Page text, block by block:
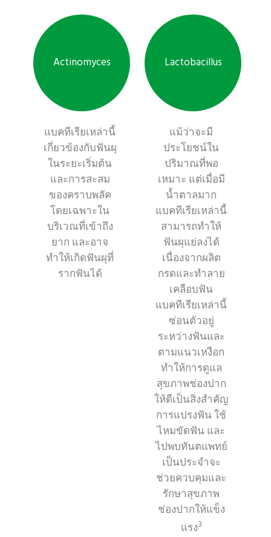
Actinomyces
แบคทีเรียเหล่านี้
เกี่ยวข้องกับฟันผุ
ในระยะเริ่มต้น
และการสะสม
ของคราบพลัค
โดยเฉพาะใน
บริเวณที่เข้าถึง
ยาก และอาจ
ทำให้เกิดฟันผุที่
รากฟันได้
Lactobacillus
แม้ว่าจะมี
ประโยชน์ใน
ปริมาณที่พอ
เหมาะ แต่เมื่อมี
น้ำตาลมาก
แบคทีเรียเหล่านี้
สามารถทำให้
ฟันผุแย่ลงได้
เนื่องจากผลิต
กรดและทำลาย
เคลือบฟัน
แบคทีเรียเหล่านี้
ซ่อนตัวอยู่
ระหว่างฟันและ
ตามแนวเหงือก
ทำให้การดูแล
สุขภาพช่องปาก
ให้ดีเป็นสิ่งสำคัญ
การแปรงฟัน ใช้
ไหมขัดฟัน และ
ไปพบทันตแพทย์
เป็นประจำจะ
ช่วยควบคุมและ
รักษาสุขภาพ
ช่องปากให้แข็ง
แรง3